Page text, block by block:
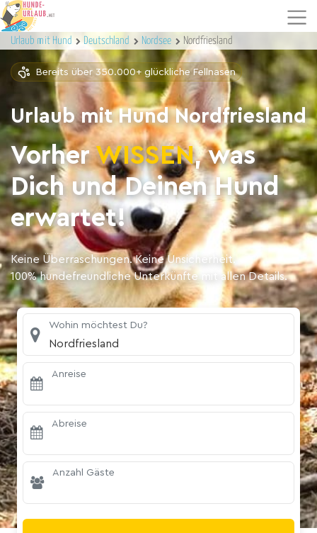
Urlaub mit Hund Deutschland Nordsee Nordfriesland
Bereits über 350.000+ glückliche Fellnasen
Urlaub mit Hund Nordfriesland
VorherWISSEN, was
Dich und Deinen Hund
erwartet!
Keine Überraschungen. Keine Unsicherheit.
100% hundefreundliche Unterkünfte mit allen Details.
Wohin möchtest Du?
Nordfriesland
Anreise
Abreise
Anzahl Gäste